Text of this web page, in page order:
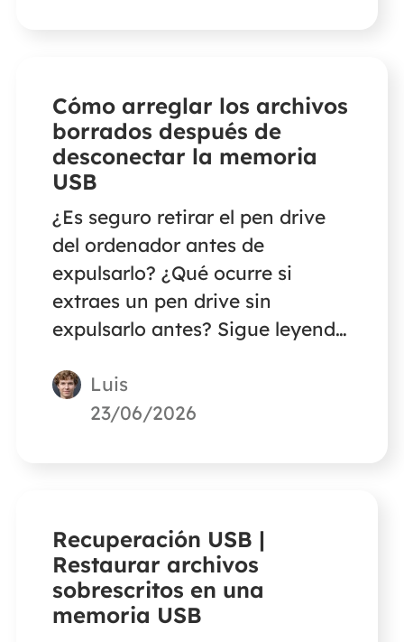
Cómo arreglar los archivos
borrados después de
desconectar la memoria
USB
¿Es seguro retirar el pen drive
del ordenador antes de
expulsarlo? ¿Qué ocurre si
extraes un pen drive sin
expulsarlo antes? Sigue leyendo
extraer una memoria USB sin
expulsarla correctamente.
Luis
23/06/2026
Recuperación USB |
Restaurar archivos
sobrescritos en una
memoria USB